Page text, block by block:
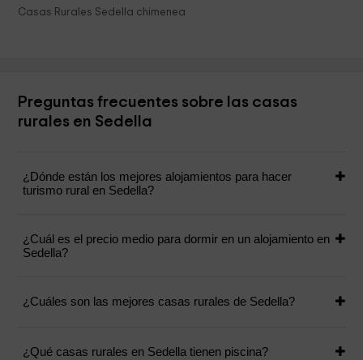
Casas Rurales Sedella chimenea
Preguntas frecuentes sobre las casas
rurales en Sedella
¿Dónde están los mejores alojamientos para hacer
turismo rural en Sedella?
¿Cuál es el precio medio para dormir en un alojamiento en
Sedella?
¿Cuáles son las mejores casas rurales de Sedella?
¿Qué casas rurales en Sedella tienen piscina?